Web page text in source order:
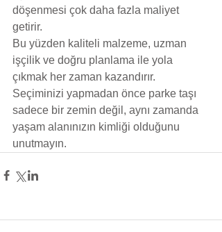
döşenmesi çok daha fazla maliyet
getirir.
Bu yüzden kaliteli malzeme, uzman
işçilik ve doğru planlama ile yola
çıkmak her zaman kazandırır.
Seçiminizi yapmadan önce parke taşı
sadece bir zemin değil, aynı zamanda
yaşam alanınızın kimliği olduğunu
unutmayın.